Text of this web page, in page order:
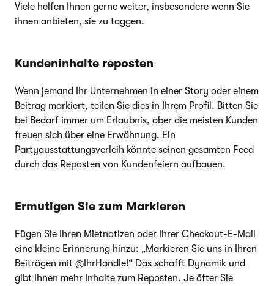
Viele helfen Ihnen gerne weiter, insbesondere wenn Sie
ihnen anbieten, sie zu taggen.
Kundeninhalte reposten
Wenn jemand Ihr Unternehmen in einer Story oder einem
Beitrag markiert, teilen Sie dies in Ihrem Profil. Bitten Sie
bei Bedarf immer um Erlaubnis, aber die meisten Kunden
freuen sich über eine Erwähnung. Ein
Partyausstattungsverleih könnte seinen gesamten Feed
durch das Reposten von Kundenfeiern aufbauen.
Ermutigen Sie zum Markieren
Fügen Sie Ihren Mietnotizen oder Ihrer Checkout-E-Mail
eine kleine Erinnerung hinzu: „Markieren Sie uns in Ihren
Beiträgen mit @IhrHandle!“ Das schafft Dynamik und
gibt Ihnen mehr Inhalte zum Reposten. Je öfter Sie